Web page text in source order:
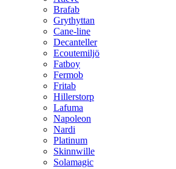
Brafab
Grythyttan
Cane-line
Decanteller
Ecoutemiljö
Fatboy
Fermob
Fritab
Hillerstorp
Lafuma
Napoleon
Nardi
Platinum
Skinnwille
Solamagic